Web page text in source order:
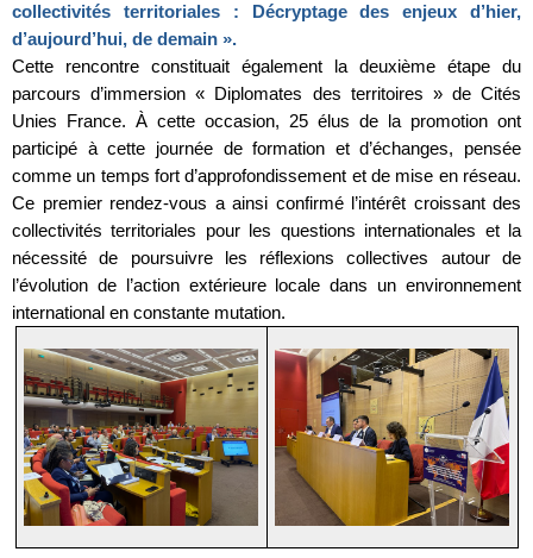
collectivités territoriales : Décryptage des enjeux d’hier,
d’aujourd’hui, de demain ».
Cette rencontre constituait également la deuxième étape du
parcours d’immersion « Diplomates des territoires » de Cités
Unies France. À cette occasion, 25 élus de la promotion ont
participé à cette journée de formation et d’échanges, pensée
comme un temps fort d’approfondissement et de mise en réseau.
Ce premier rendez-vous a ainsi confirmé l’intérêt croissant des
collectivités territoriales pour les questions internationales et la
nécessité de poursuivre les réflexions collectives autour de
l’évolution de l’action extérieure locale dans un environnement
international en constante mutation.